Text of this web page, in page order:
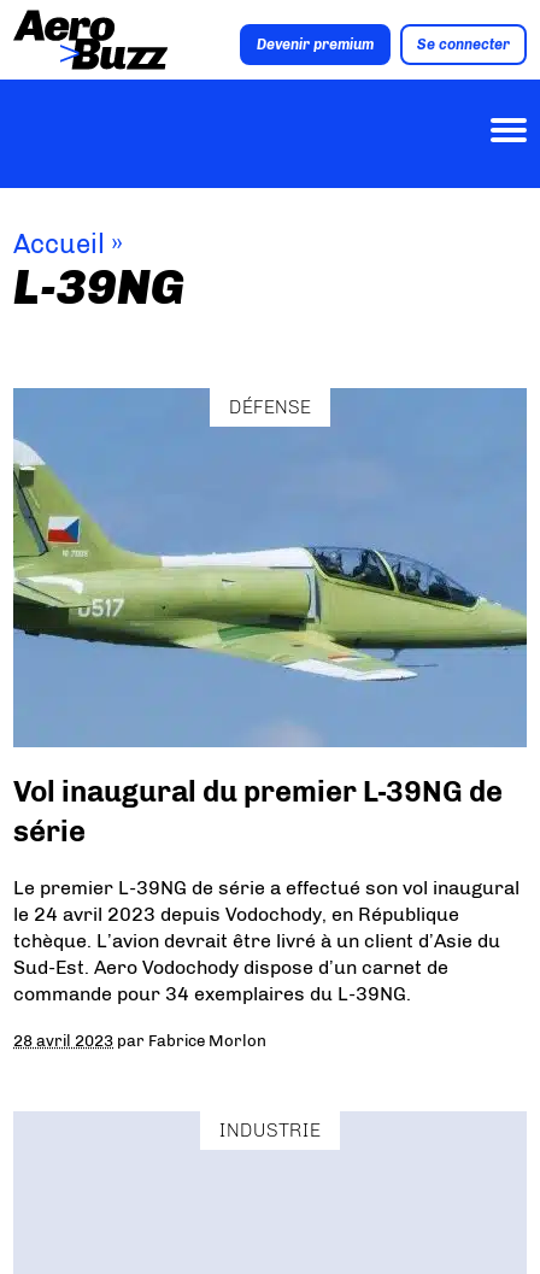
Devenir premium Se connecter
Accueil »
L-39NG
DÉFENSE
Vol inaugural du premier L-39NG de
série
Le premier L-39NG de série a effectué son vol inaugural
le 24 avril 2023 depuis Vodochody, en République
tchèque. L’avion devrait être livré à un client d’Asie du
Sud-Est. Aero Vodochody dispose d’un carnet de
commande pour 34 exemplaires du L-39NG.
28 avril 2023 par Fabrice Morlon
INDUSTRIE